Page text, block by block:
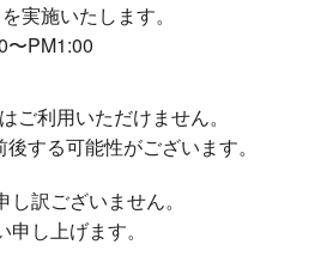
実施いたします。
〜PM1:00
ご利用いただけません。
後する可能性がございます。
し訳ございません。
し上げます。